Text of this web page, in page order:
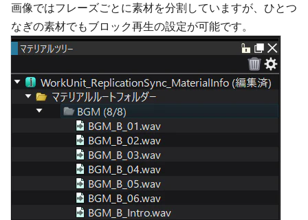
画像ではフレーズごとに素材を分割していますが、ひとつ
なぎの素材でもブロック再生の設定が可能です。